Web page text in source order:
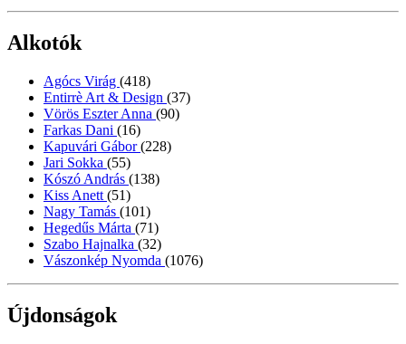
Alkotók
Agócs Virág (418)
Entirrè Art & Design (37)
Vörös Eszter Anna (90)
Farkas Dani (16)
Kapuvári Gábor(228)
Jari Sokka (55)
Kószó András (138)
Kiss Anett (51)
Nagy Tamás (101)
Hegedűs Márta (71)
Szabo Hajnalka (32)
Vászonkép Nyomda (1076)
Újdonságok